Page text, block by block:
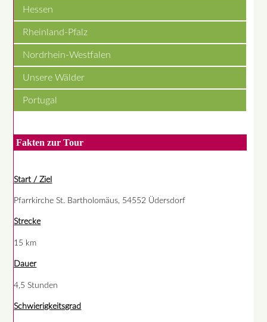
Hessen
Rheinland-Pfalz
Nordrhein-Westfalen
Unsere Wälder
Portugal
Fakten zur Tour
Start / Ziel
Pfarrkirche St. Bartholomäus, 54552 Üdersdorf
Strecke
15 km
Dauer
4,5 Stunden
Schwierigkeitsgrad